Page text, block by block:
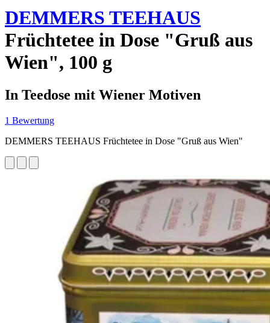
DEMMERS TEEHAUS
Früchtetee in Dose "Gruß aus
Wien", 100 g
In Teedose mit Wiener Motiven
1 Bewertung
DEMMERS TEEHAUS Früchtetee in Dose "Gruß aus Wien"